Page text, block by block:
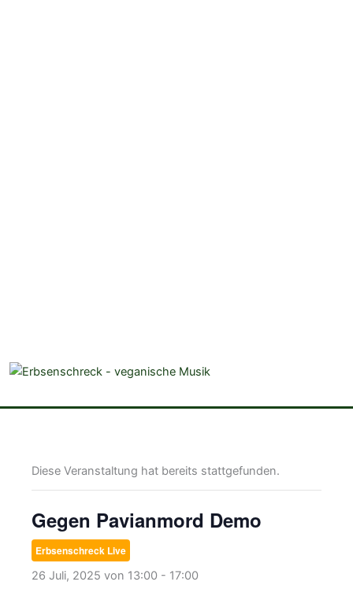
Diese Veranstaltung hat bereits stattgefunden.
Gegen Pavianmord Demo
Erbsenschreck Live
26 Juli, 2025 von 13:00 - 17:00